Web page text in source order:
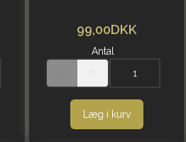
99,00DKK
Antal
Læg i kurv